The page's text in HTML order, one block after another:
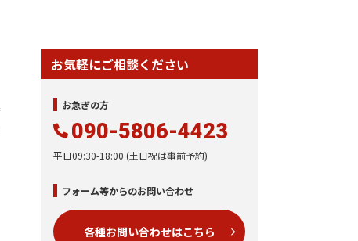
LINEから相談する
お気軽にご相談ください
お急ぎの方
090-5806-4423
平日09:30-18:00 (土日祝は事前予約)
フォーム等からのお問い合わせ
各種お問い合わせはこちら